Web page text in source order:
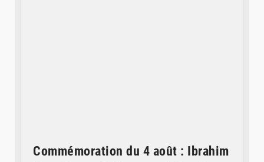
Commémoration du 4 août : Ibrahim